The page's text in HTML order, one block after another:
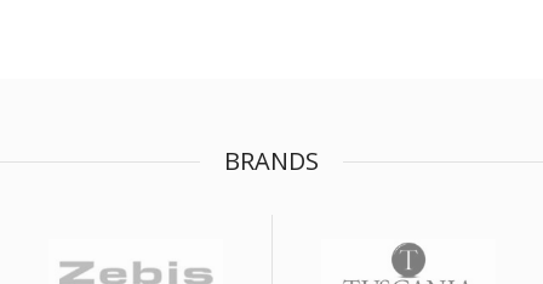
BRANDS